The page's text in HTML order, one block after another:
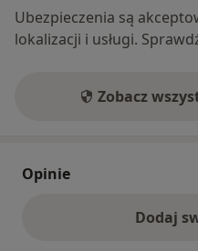
Ubezpieczenia są
lokalizacji i usługi.
Zobacz
Opinie
Dodaj